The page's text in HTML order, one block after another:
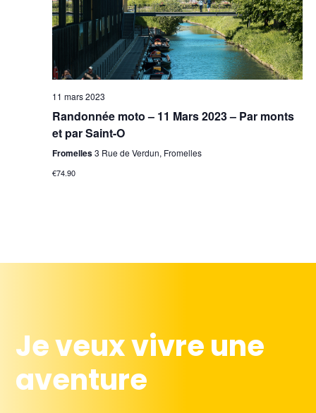
11 mars 2023
Randonnée moto – 11 Mars 2023 – Par monts
et par Saint-O
Fromelles3 Rue de Verdun, Fromelles
€74.90
Je veux vivre une
aventure